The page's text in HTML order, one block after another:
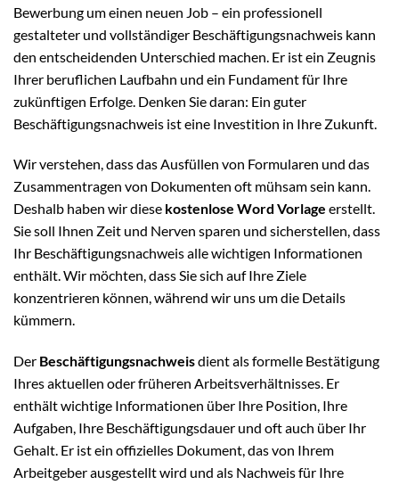
Bewerbung um einen neuen Job – ein professionell
gestalteter und vollständiger Beschäftigungsnachweis kann
den entscheidenden Unterschied machen. Er ist ein Zeugnis
Ihrer beruflichen Laufbahn und ein Fundament für Ihre
zukünftigen Erfolge. Denken Sie daran: Ein guter
Beschäftigungsnachweis ist eine Investition in Ihre Zukunft.
Wir verstehen, dass das Ausfüllen von Formularen und das
Zusammentragen von Dokumenten oft mühsam sein kann.
Deshalb haben wir diese kostenlose Word Vorlage erstellt.
Sie soll Ihnen Zeit und Nerven sparen und sicherstellen, dass
Ihr Beschäftigungsnachweis alle wichtigen Informationen
enthält. Wir möchten, dass Sie sich auf Ihre Ziele
konzentrieren können, während wir uns um die Details
kümmern.
Der Beschäftigungsnachweisdient als formelle Bestätigung
Ihres aktuellen oder früheren Arbeitsverhältnisses. Er
enthält wichtige Informationen über Ihre Position, Ihre
Aufgaben, Ihre Beschäftigungsdauer und oft auch über Ihr
Gehalt. Er ist ein offizielles Dokument, das von Ihrem
Arbeitgeber ausgestellt wird und als Nachweis für Ihre